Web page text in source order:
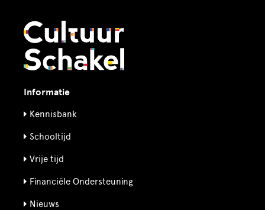
Informatie
Kennisbank
Schooltijd
Vrije tijd
Financiële Ondersteuning
Nieuws